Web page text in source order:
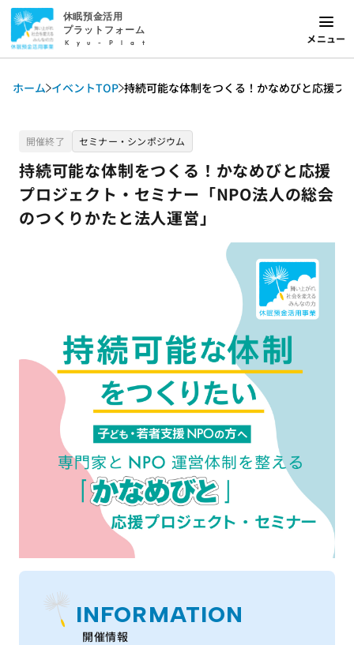
休眠預金活用
プラットフォーム
Kyu-Plat メニュー
ホーム イベントTOP 持続可能な体制をつくる！かなめびと応援プ
開催終了 セミナー・シンポジウム
持続可能な体制をつくる！かなめびと応援
プロジェクト・セミナー「NPO法人の総会
のつくりかたと法人運営」
INFORMATION
開催情報